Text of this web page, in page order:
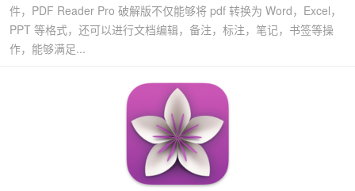
件，PDF Reader Pro 破解版不仅能够将 pdf 转换为 Word，Excel，
PPT 等格式，还可以进行文档编辑，备注，标注，笔记，书签等操
作，能够满足...